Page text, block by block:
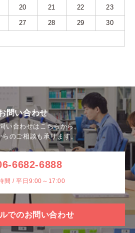
20 21 22 23
27 28 29 30
問い合わせ
い合わせはこちらから。
らのご相談も承ります。
6682-6888
間 / 平日9:00～17:00
でのお問い合わせ